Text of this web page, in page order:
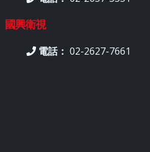
國興衛視
電話： 02-2627-7661